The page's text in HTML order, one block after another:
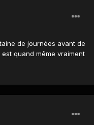
de journées avant de
quand même vraiment